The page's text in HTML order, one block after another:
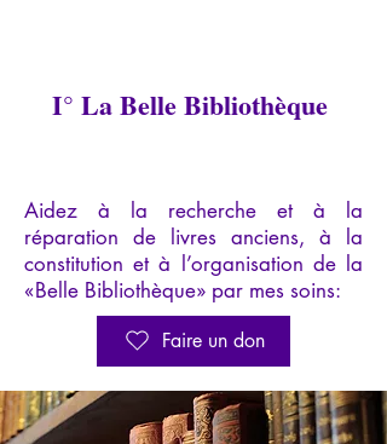
I° La Belle Bibliothèque
Aidez à la recherche et à la
réparation de livres anciens, à la
constitution et à l’organisation de la
«Belle Bibliothèque» par mes soins:
Faire un don